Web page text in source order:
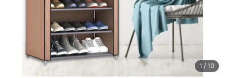
1 / 10